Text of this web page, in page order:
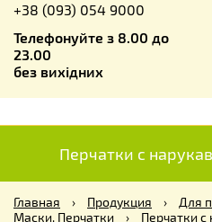
+38 (093) 054 9000
Телефонуйте з 8.00 до
23.00
без вихідних
Перчатки с
Главная › Продукция › Для
Маски, Перчатки
› Перчатки